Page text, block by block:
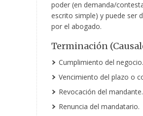
poder (en demanda/
escrito simple) y puede ser
por el abogado.
Terminación
Cumplimiento del negocio.
Vencimiento del plazo o
Revocación del mandante.
Renuncia del mandatario.